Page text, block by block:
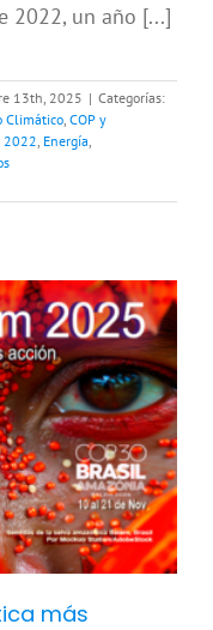
2022, un año [...]
13th, 2025 | Categorías:
Climático, COP y
2022, Energía,
más